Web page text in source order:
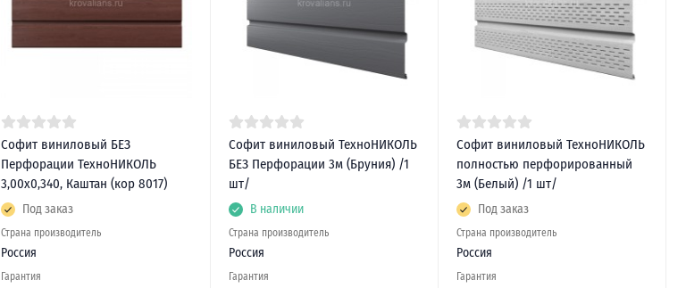
Софит виниловый БЕЗ
Перфорации ТехноНИКОЛЬ
3,00х0,340, Каштан (кор 8017)
Под заказ
Страна производитель
Россия
Гарантия
Софит виниловый ТехноНИКОЛЬ
БЕЗ Перфорации 3м (Бруния) /1
шт/
В наличии
Страна производитель
Россия
Гарантия
Софит виниловый ТехноНИКОЛЬ
полностью перфорированный
3м (Белый) /1 шт/
Под заказ
Страна производитель
Россия
Гарантия